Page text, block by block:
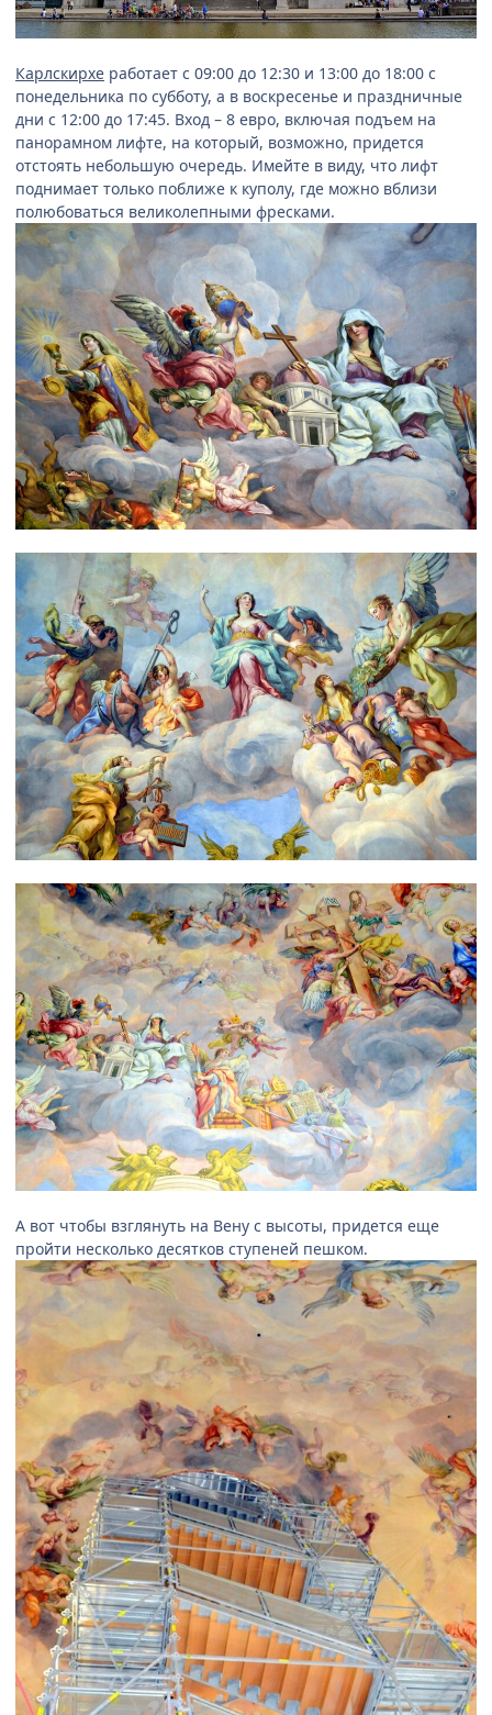
Карлскирхе работает с 09:00 до 12:30 и 13:00 до 18:00 с
понедельника по субботу, а в воскресенье и праздничные
дни с 12:00 до 17:45. Вход – 8 евро, включая подъем на
панорамном лифте, на который, возможно, придется
отстоять небольшую очередь. Имейте в виду, что лифт
поднимает только поближе к куполу, где можно вблизи
полюбоваться великолепными фресками.
А вот чтобы взглянуть на Вену с высоты, придется еще
пройти несколько десятков ступеней пешком.